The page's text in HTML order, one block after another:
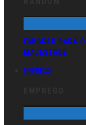
EMIGRAR PARA
MAJESTADE
EMPREGO